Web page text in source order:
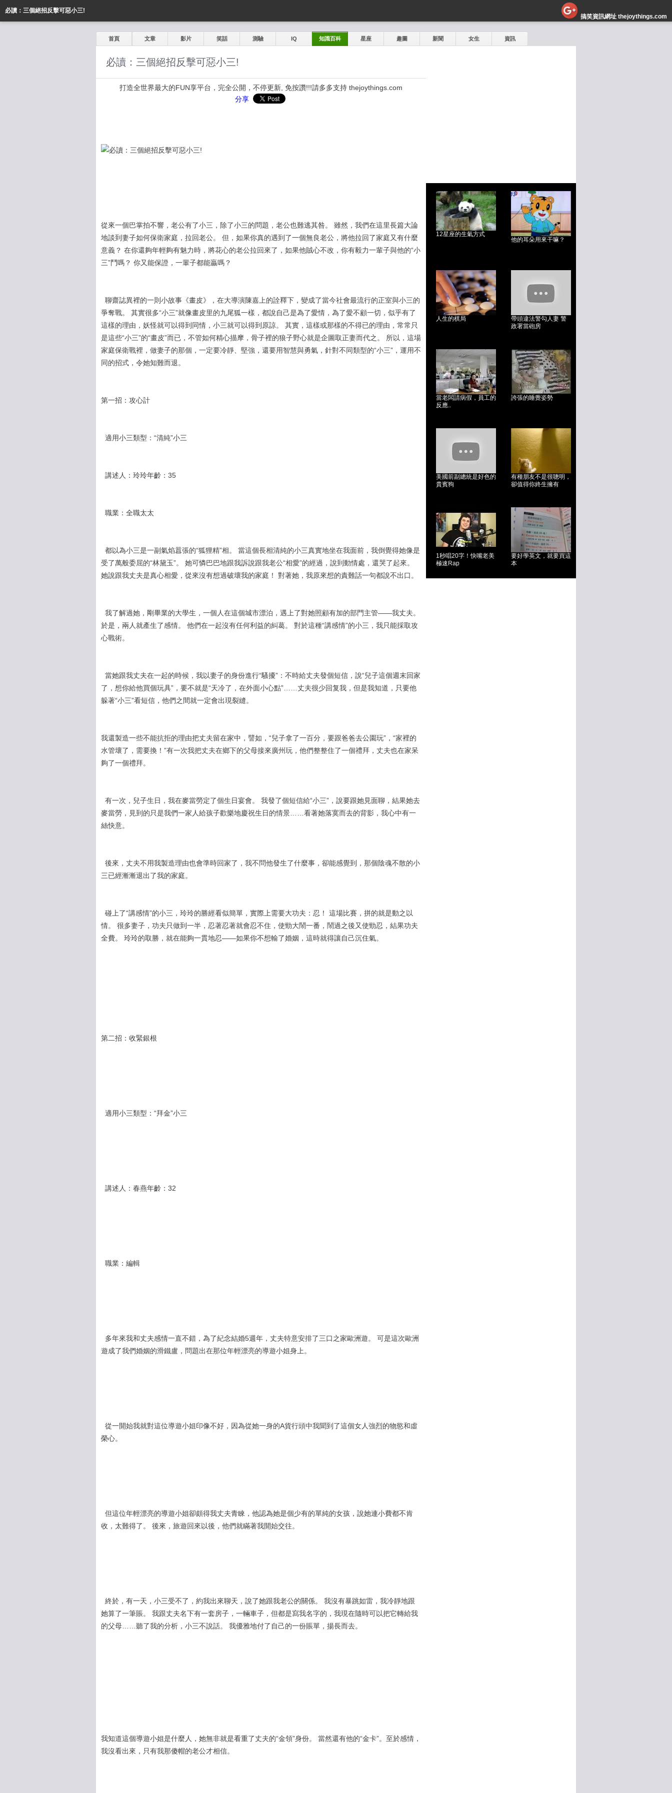
必讀：三個絕招反擊可惡小三!
搞笑資訊網址 thejoythings.com
首頁 文章 影片 笑話 測驗 IQ 知識百科 星座 趣圖 新聞 女生 資訊
12星座的生氣方式
他的耳朵用來干嘛？
人生的棋局
帶頭違法警勾人妻 警
政署當砲房
當老闆請病假，員工的
反應..
誇張的睡覺姿勢
美國前副總統是好色的
貴賓狗
有種朋友不是很聰明，
卻值得你終生擁有
1秒唱20字！快嘴老美
極速Rap
要好學英文，就要買這
本
必讀：三個絕招反擊可惡小三!
打造全世界最大的FUN享平台，完全公開，不停更新, 免按讚!!!請多多支持 thejoythings.com
分享
從來一個巴掌拍不響，老公有了小三，除了小三的問題，老公也難逃其咎。 雖然，我們在這里長篇大論
地談到妻子如何保衛家庭，拉回老公。 但，如果你真的遇到了一個無良老公，將他拉回了家庭又有什麼
意義？ 在你還夠年輕夠有魅力時，將花心的老公拉回來了，如果他賊心不改，你有毅力一輩子與他的“小
三”鬥嗎？ 你又能保證，一輩子都能贏嗎？
聊齋誌異裡的一則小故事《畫皮》，在大導演陳嘉上的詮釋下，變成了當今社會最流行的正室與小三的
爭奪戰。 其實很多“小三”就像畫皮里的九尾狐一樣，都說自己是為了愛情，為了愛不顧一切，似乎有了
這樣的理由，妖怪就可以得到同情，小三就可以得到原諒。 其實，這樣或那樣的不得已的理由，常常只
是這些“小三”的“畫皮”而已，不管如何精心描摩，骨子裡的狼子野心就是企圖取正妻而代之。 所以，這場
家庭保衛戰裡，做妻子的那個，一定要冷靜、堅強，還要用智慧與勇氣，針對不同類型的“小三”，運用不
同的招式，令她知難而退。
第一招：攻心計
適用小三類型：“清純”小三
講述人：玲玲年齡：35
職業：全職太太
都以為小三是一副氣焰囂張的“狐狸精”相。 當這個長相清純的小三真實地坐在我面前，我倒覺得她像是
受了萬般委屈的“林黛玉”。 她可憐巴巴地跟我訴說跟我老公“相愛”的經過，說到動情處，還哭了起來。
她說跟我丈夫是真心相愛，從來沒有想過破壞我的家庭！ 對著她，我原來想的責難話一句都說不出口。
我了解過她，剛畢業的大學生，一個人在這個城市​​漂泊，遇上了對她照顧有加的部門主管——我丈夫。
於是，兩人就產生了感情。 他們在一起沒有任何利益的糾葛。 對於這種“講感情”的小三，我只能採取攻
心戰術。
當她跟我丈夫在一起的時候，我以妻子的身份進行“騷擾”：不時給丈夫發個短信，說“兒子這個週末回家
了，想你給他買個玩具”，要不就是“天冷了，在外面小心點”……丈夫很少回复我，但是我知道，只要他
躲著“小三”看短信，他們之間就一定會出現裂縫。
我還製造一些不能抗拒的理由把丈夫留在家中，譬如，“兒子拿了一百分，要跟爸爸去公園玩”，“家裡的
水管壞了，需要換！”有一次我把丈夫在鄉下的父母接來廣州玩，他們整整住了一個禮拜，丈夫也在家呆
夠了一個禮拜。
有一次，兒子生日，我在麥當勞定了個生日宴會。 我發了個短信給“小三”，說要跟她見面聊，結果她去
麥當勞，見到的只是我們一家人給孩子歡樂地慶祝生日的情景……看著她落寞而去的背影，我心中有一
絲快意。
後來，丈夫不用我製造理由也會準時回家了，我不問他發生了什麼事，卻能感覺到，那個陰魂不散的小
三已經漸漸退出了我的家庭。
碰上了“講感情”的小三，玲玲的勝經看似簡單，實際上需要大功夫：忍！ 這場比賽，拼的就是動之以
情。 很多妻子，功夫只做到一半，忍著忍著就會忍不住，使勁大鬧一番，鬧過之後又使勁忍​​，結果功夫
全費。 玲玲的取勝，就在能夠一貫地忍——如果你不想輸了婚姻，這時就得讓自己沉住氣。
第二招：收緊銀根
適用小三類型：“拜金”小三
講述人：春燕年齡：32
職業：編輯
多年來我和丈夫感情一直不錯，為了紀念結婚5週年，丈夫特意安排了三口之家歐洲遊。 可是這次歐洲
遊成了我們婚姻的滑鐵盧，問題出在那位年輕漂亮的導遊小姐身上。
從一開始我就對這位導遊小姐印像不好，因為從她一身的A貨行頭中我聞到了這個女人強烈的物慾和虛
榮心。
但這位年輕漂亮的導遊小姐卻頗得我丈夫青睞，他認為她是個少有的單純的女孩，說她連小費都不肯
收，太難得了。 後來，旅遊回來以後，他們就瞞著我開始交往。
終於，有一天，小三受不了，約我出來聊天，說了她跟我老公的關係。 我沒有暴跳如雷，我冷靜地跟
她算了一筆賬。 我跟丈夫名下有一套房子，一輛車子，但都是寫我名字的，我現在隨時可以把它轉給我
的父母……聽了我的分析，小三不說話。 我優雅地付了自己的一份賬單，揚長而去。
我知道這個導遊小姐是什麼人，她無非就是看重了丈夫的“金領”身份。 當然還有他的“金卡”。至於感情，
我沒看出來，只有我那傻帽的老公才相信。